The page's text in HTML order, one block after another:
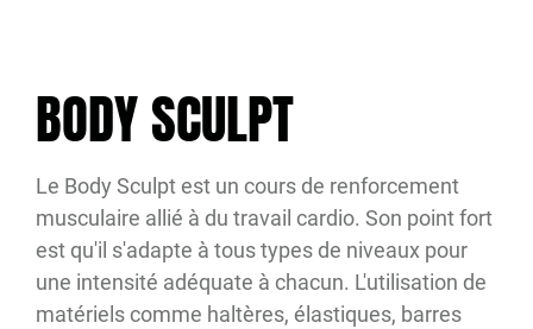
BODY SCULPT
Le Body Sculpt est un cours de renforcement
musculaire allié à du travail cardio. Son point fort
est qu'il s'adapte à tous types de niveaux pour
une intensité adéquate à chacun. L'utilisation de
matériels comme haltères, élastiques, barres